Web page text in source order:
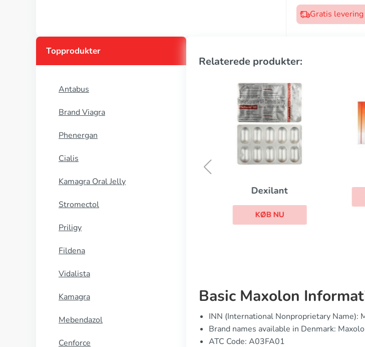
Gratis
Topprodukter
Antabus
Brand Viagra
Phenergan
Cialis
Kamagra Oral Jelly
Stromectol
Priligy
Fildena
Vidalista
Kamagra
Mebendazol
Cenforce
Relaterede produkter:
Dexilant
KØB NU
Basic Maxolon
INN (International Nonproprietary Name):
Brand names available in Denmark:
ATC Code: A03FA01